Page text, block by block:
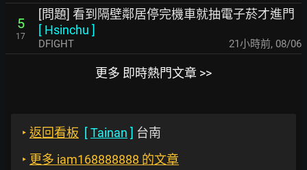
5
17
[問題] 看到隔壁鄰居停完機車就抽電子菸才進門
[ Hsinchu ]
DFIGHT 21小時前, 08/06
更多 即時熱門文章 >>
‣ 返回看板 [Tainan ] 台南
‣ 更多 iam168888888 的文章